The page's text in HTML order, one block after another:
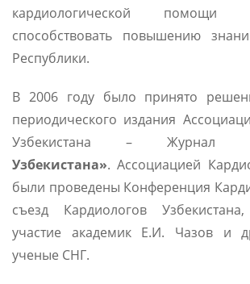
кардиологической
способствовать повышению
Республики.
В 2006 году было принято
периодического издания
Узбекистана – Журнал
Узбекистана». Ассоциацией
были проведены Конференция
съезд Кардиологов
участие академик Е.И. Чазов и
ученые СНГ.